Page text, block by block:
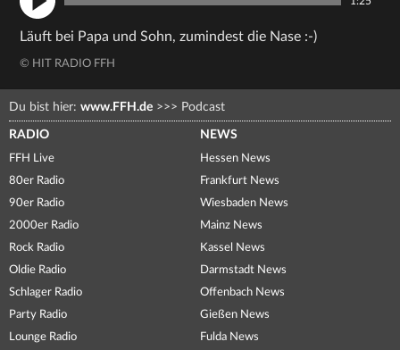
Läuft bei Papa und Sohn, zumindest die Nase :-)
© HIT RADIO FFH
Du bist hier: www.FFH.de >>> Podcast
RADIO
FFH Live
80er Radio
90er Radio
2000er Radio
Rock Radio
Oldie Radio
Schlager Radio
Party Radio
Lounge Radio
NEWS
Hessen News
Frankfurt News
Wiesbaden News
Mainz News
Kassel News
Darmstadt News
Offenbach News
Gießen News
Fulda News